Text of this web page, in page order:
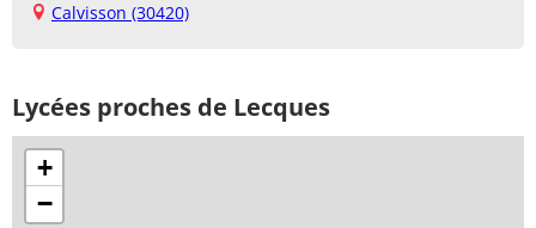
Calvisson (30420)
Lycées proches de Lecques
+
−